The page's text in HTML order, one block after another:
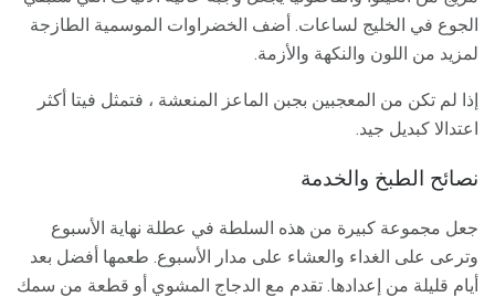
الجوع في الخليج لساعات. أضف الخضراوات الموسمية الطازجة
لمزيد من اللون والنكهة والأزمة.
إذا لم تكن من المعجبين بجبن الماعز المنعشة ، فتمثل فيتا أكثر
اعتدالا كبديل جيد.
نصائح الطبخ والخدمة
جعل مجموعة كبيرة من هذه السلطة في عطلة نهاية الأسبوع
وترعى على الغداء والعشاء على مدار الأسبوع. طعمها أفضل بعد
أيام قليلة من إعدادها. تقدم مع الدجاج المشوي أو قطعة من سمك